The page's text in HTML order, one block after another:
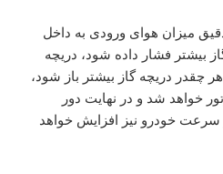
میزان هوای ورودی به داخل
بیشتر فشار داده شود، دریچه
چقدر دریچه گاز بیشتر باز شود،
خواهد شد و در نهایت دور
یافته و سرعت خودرو نیز افزایش خواهد